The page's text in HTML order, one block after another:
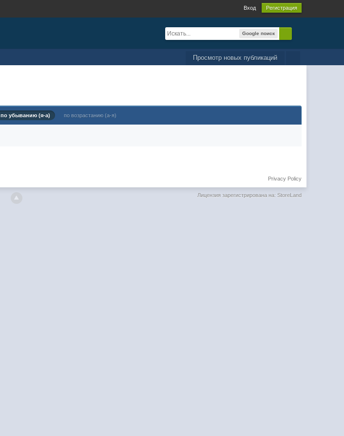
Вход Регистрация
Google поиск
Просмотр новых публикаций
по убыванию (я-а) по возрастанию (а-я)
Privacy Policy
Лицензия зарегистрирована на: StoreLand